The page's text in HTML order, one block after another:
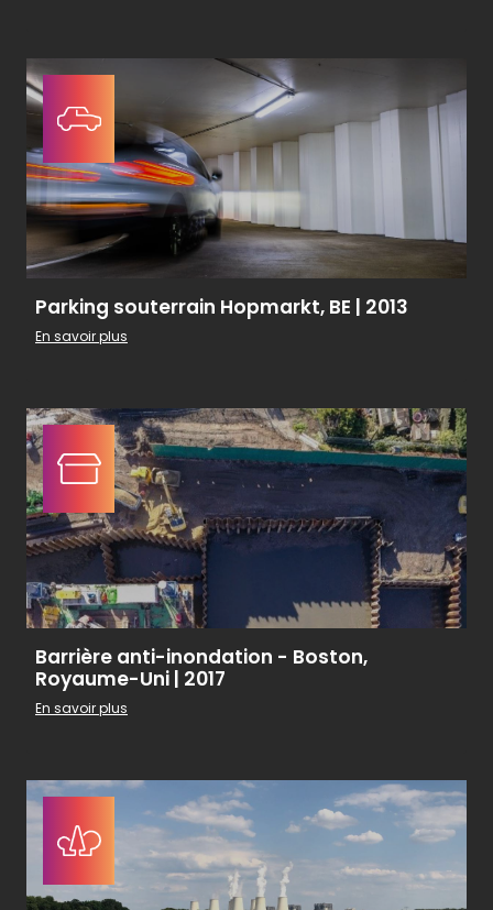
Parking souterrain Hopmarkt, BE | 2013
En savoir plus
Barrière anti-inondation - Boston,
Royaume-Uni | 2017
En savoir plus